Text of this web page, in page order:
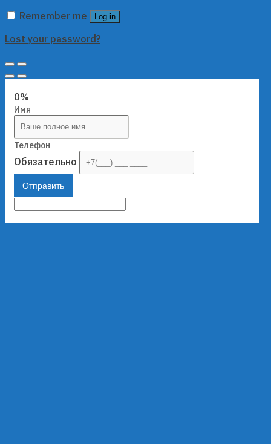
Remember me
Log in
Lost your password?
0%
Имя
Телефон
Обязательно
Отправить